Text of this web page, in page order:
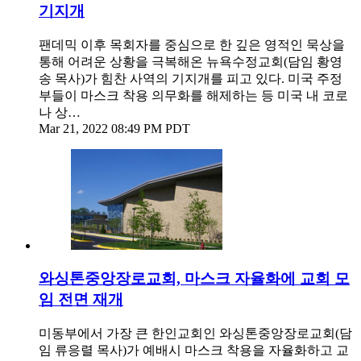
기지개
팬데믹 이후 목회자를 중심으로 한 깊은 영적인 묵상을
통해 어려운 상황을 극복해온 뉴욕수정교회(담임 황영
송 목사)가 힘찬 사역의 기지개를 피고 있다. 미국 주정
부들이 마스크 착용 의무화를 해제하는 등 미국 내 코로
나 상…
Mar 21, 2022 08:49 PM PDT
와싱톤중앙장로교회, 마스크 자율화에 교회 모
임 전면 재개
미동부에서 가장 큰 한인교회인 와싱톤중앙장로교회(담
임 류응렬 목사)가 예배시 마스크 착용을 자율화하고 교